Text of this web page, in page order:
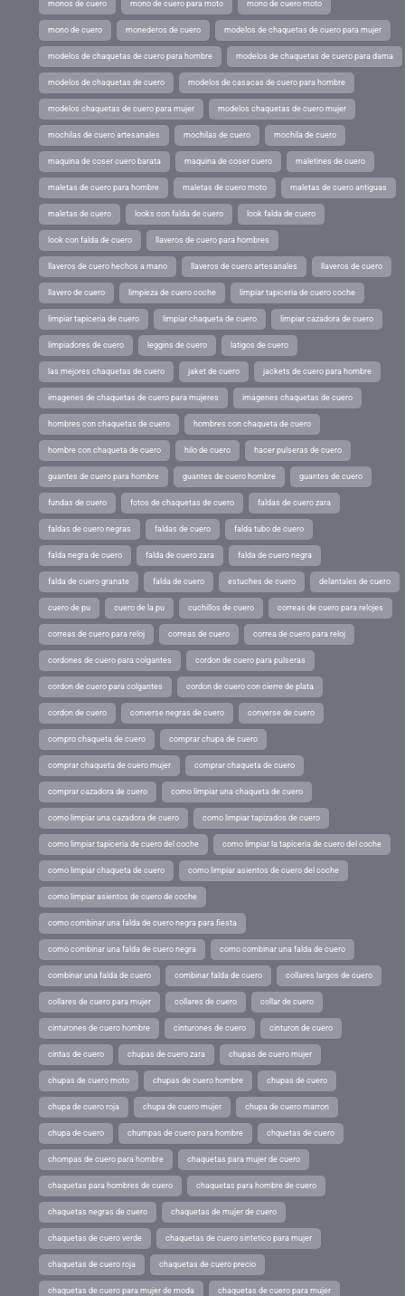
monos de cuero mono de cuero para moto mono de cuero moto
mono de cuero monederos de cuero modelos de chaquetas de cuero para mujer
modelos de chaquetas de cuero para hombre modelos de chaquetas de cuero para dama
modelos de chaquetas de cuero modelos de casacas de cuero para hombre
modelos chaquetas de cuero para mujer modelos chaquetas de cuero mujer
mochilas de cuero artesanales mochilas de cuero mochila de cuero
maquina de coser cuero barata maquina de coser cuero maletines de cuero
maletas de cuero para hombre maletas de cuero moto maletas de cuero antiguas
maletas de cuero looks con falda de cuero look falda de cuero
look con falda de cuero llaveros de cuero para hombres
llaveros de cuero hechos a mano llaveros de cuero artesanales llaveros de cuero
llavero de cuero limpieza de cuero coche limpiar tapiceria de cuero coche
limpiar tapiceria de cuero limpiar chaqueta de cuero limpiar cazadora de cuero
limpiadores de cuero leggins de cuero latigos de cuero
las mejores chaquetas de cuero jaket de cuero jackets de cuero para hombre
imagenes de chaquetas de cuero para mujeres imagenes chaquetas de cuero
hombres con chaquetas de cuero hombres con chaqueta de cuero
hombre con chaqueta de cuero hilo de cuero hacer pulseras de cuero
guantes de cuero para hombre guantes de cuero hombre guantes de cuero
fundas de cuero fotos de chaquetas de cuero faldas de cuero zara
faldas de cuero negras faldas de cuero falda tubo de cuero
falda negra de cuero falda de cuero zara falda de cuero negra
falda de cuero granate falda de cuero estuches de cuero delantales de cuero
cuero de pu cuero de la pu cuchillos de cuero correas de cuero para relojes
correas de cuero para reloj correas de cuero correa de cuero para reloj
cordones de cuero para colgantes cordon de cuero para pulseras
cordon de cuero para colgantes cordon de cuero con cierre de plata
cordon de cuero converse negras de cuero converse de cuero
compro chaqueta de cuero comprar chupa de cuero
comprar chaqueta de cuero mujer comprar chaqueta de cuero
comprar cazadora de cuero como limpiar una chaqueta de cuero
como limpiar una cazadora de cuero como limpiar tapizados de cuero
como limpiar tapiceria de cuero del coche como limpiar la tapiceria de cuero del coche
como limpiar chaqueta de cuero como limpiar asientos de cuero del coche
como limpiar asientos de cuero de coche
como combinar una falda de cuero negra para fiesta
como combinar una falda de cuero negra como combinar una falda de cuero
combinar una falda de cuero combinar falda de cuero collares largos de cuero
collares de cuero para mujer collares de cuero collar de cuero
cinturones de cuero hombre cinturones de cuero cinturon de cuero
cintas de cuero chupas de cuero zara chupas de cuero mujer
chupas de cuero moto chupas de cuero hombre chupas de cuero
chupa de cuero roja chupa de cuero mujer chupa de cuero marron
chupa de cuero chumpas de cuero para hombre chquetas de cuero
chompas de cuero para hombre chaquetas para mujer de cuero
chaquetas para hombres de cuero chaquetas para hombre de cuero
chaquetas negras de cuero chaquetas de mujer de cuero
chaquetas de cuero verde chaquetas de cuero sintetico para mujer
chaquetas de cuero roja chaquetas de cuero precio
chaquetas de cuero para mujer de moda chaquetas de cuero para mujer